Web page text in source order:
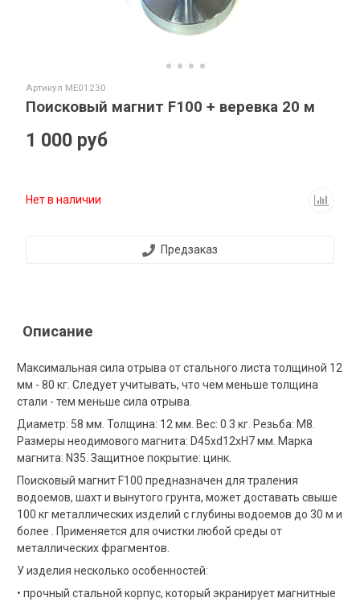
Артикул ME01230
Поисковый магнит F100 + веревка 20 м
Нет в наличии
1 000 руб
Предзаказ
Описание
Максимальная сила отрыва от стального листа толщиной 12
мм - 80 кг. Следует учитывать, что чем меньше толщина
стали - тем меньше сила отрыва.
Диаметр: 58 мм. Толщина: 12 мм. Вес: 0.3 кг. Резьба: M8.
Размеры неодимового магнита: D45xd12xH7 мм. Марка
магнита: N35. Защитное покрытие: цинк.
Поисковый магнит F100 предназначен для траления
водоемов, шахт и вынутого грунта, может доставать свыше
100 кг металлических изделий с глубины водоемов до 30 м и
более . Применяется для очистки любой среды от
металлических фрагментов.
У изделия несколько особенностей:
• прочный стальной корпус, который экранирует магнитные